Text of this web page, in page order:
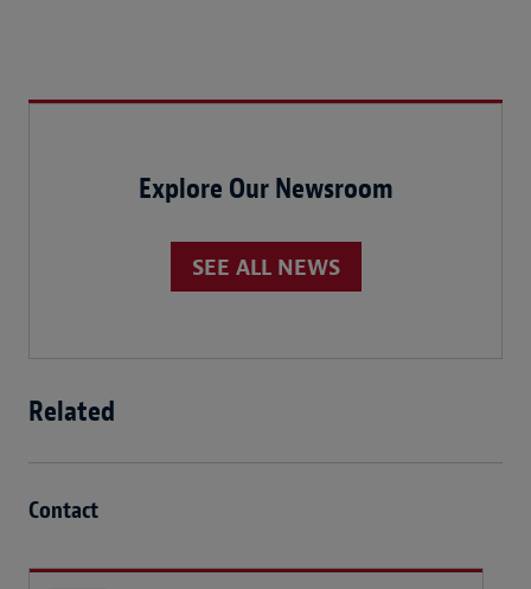
Explore Our Newsroom
SEE ALL NEWS
Related
Contact